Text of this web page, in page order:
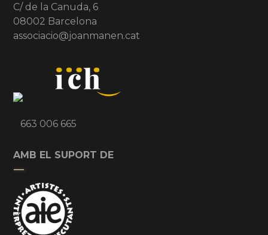
C/ de la Canuda, 6
08002 Barcelona
associacio@joanmanen.cat
663 006 665
AMB EL SUPORT DE